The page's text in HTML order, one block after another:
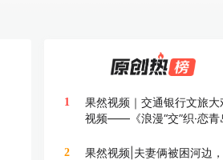
1
果然视频｜交通银行文旅大
视频——《浪漫“交”织·恋青
2
果然视频|夫妻俩被困河边